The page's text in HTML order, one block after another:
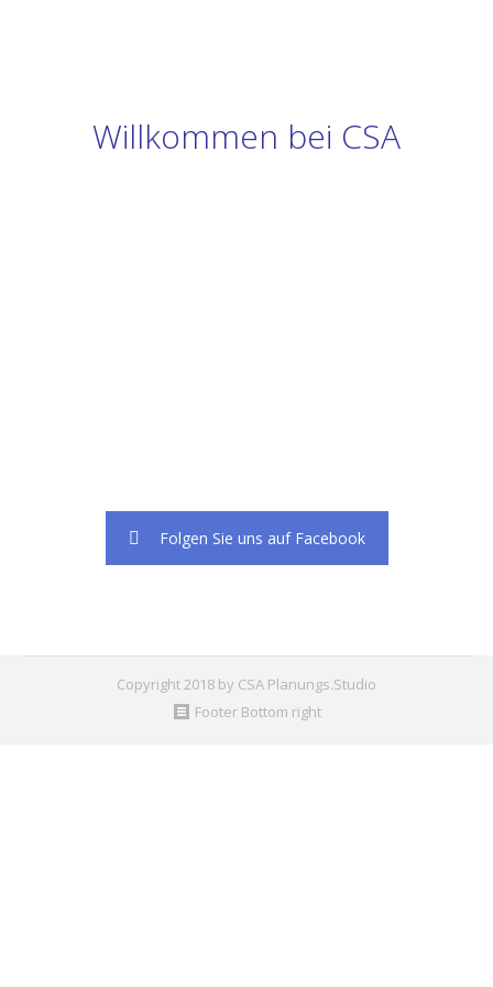
Willkommen bei CSA
Folgen Sie uns auf Facebook
Copyright 2018 by CSA Planungs.Studio
Footer Bottom right